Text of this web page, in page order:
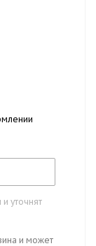
уточнят
и может